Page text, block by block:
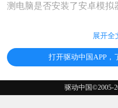
测电脑是否安装了安卓模拟
展开全
打开驱动中国APP，
驱动中国©2005-